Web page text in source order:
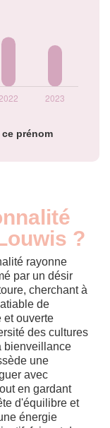
prénom
?
rayonne
par un désir
cherchant à
de
et ouverte
des cultures
bienveillance
une
avec
en gardant
d'équilibre et
énergie